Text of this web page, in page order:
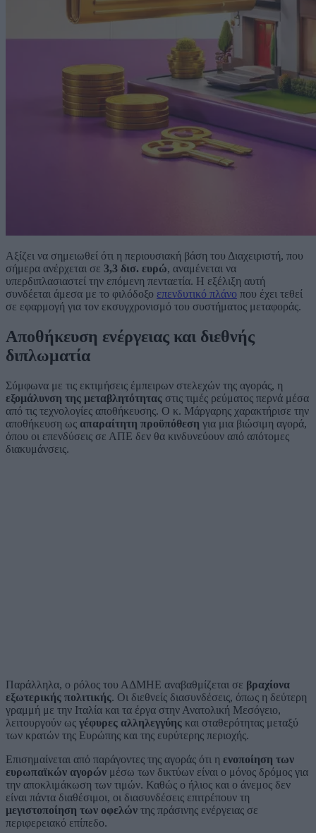
Αξίζει να σημειωθεί ότι η περιουσιακή βάση του Διαχειριστή, που
σήμερα ανέρχεται σε 3,3 δισ. ευρώ, αναμένεται να
υπερδιπλασιαστεί την επόμενη πενταετία. Η εξέλιξη αυτή
συνδέεται άμεσα με το φιλόδοξο επενδυτικό πλάνο που έχει τεθεί
σε εφαρμογή για τον εκσυγχρονισμό του συστήματος μεταφοράς.
Αποθήκευση ενέργειας και διεθνής
διπλωματία
Σύμφωνα με τις εκτιμήσεις έμπειρων στελεχών της αγοράς, η
εξομάλυνση της μεταβλητότητας στις τιμές ρεύματος περνά μέσα
από τις τεχνολογίες αποθήκευσης. Ο κ. Μάργαρης χαρακτήρισε την
αποθήκευση ως απαραίτητη προϋπόθεση για μια βιώσιμη αγορά,
όπου οι επενδύσεις σε ΑΠΕ δεν θα κινδυνεύουν από απότομες
διακυμάνσεις.
Παράλληλα, ο ρόλος του ΑΔΜΗΕ αναβαθμίζεται σε βραχίονα
εξωτερικής πολιτικής. Οι διεθνείς διασυνδέσεις, όπως η δεύτερη
γραμμή με την Ιταλία και τα έργα στην Ανατολική Μεσόγειο,
λειτουργούν ως γέφυρες αλληλεγγύης και σταθερότητας μεταξύ
των κρατών της Ευρώπης και της ευρύτερης περιοχής.
Επισημαίνεται από παράγοντες της αγοράς ότι η ενοποίηση των
ευρωπαϊκών αγορών μέσω των δικτύων είναι ο μόνος δρόμος για
την αποκλιμάκωση των τιμών. Καθώς ο ήλιος και ο άνεμος δεν
είναι πάντα διαθέσιμοι, οι διασυνδέσεις επιτρέπουν τη
μεγιστοποίηση των οφελών της πράσινης ενέργειας σε
περιφερειακό επίπεδο.